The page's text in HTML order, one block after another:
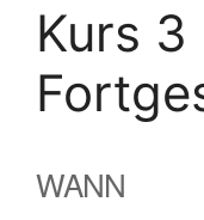
Kurs 3
WANN